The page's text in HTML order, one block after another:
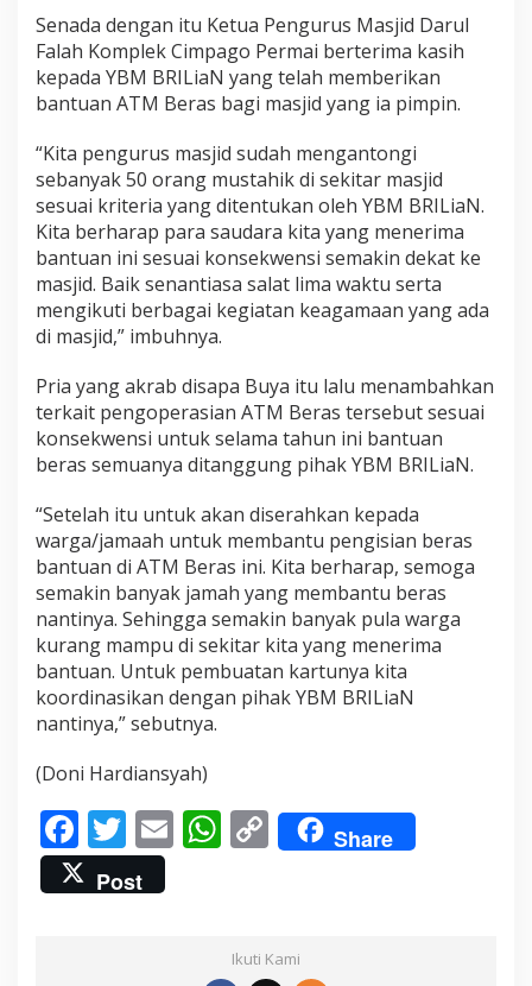
Senada dengan itu Ketua Pengurus Masjid Darul
Falah Komplek Cimpago Permai berterima kasih
kepada YBM BRILiaN yang telah memberikan
bantuan ATM Beras bagi masjid yang ia pimpin.
“Kita pengurus masjid sudah mengantongi
sebanyak 50 orang mustahik di sekitar masjid
sesuai kriteria yang ditentukan oleh YBM BRILiaN.
Kita berharap para saudara kita yang menerima
bantuan ini sesuai konsekwensi semakin dekat ke
masjid. Baik senantiasa salat lima waktu serta
mengikuti berbagai kegiatan keagamaan yang ada
di masjid,” imbuhnya.
Pria yang akrab disapa Buya itu lalu menambahkan
terkait pengoperasian ATM Beras tersebut sesuai
konsekwensi untuk selama tahun ini bantuan
beras semuanya ditanggung pihak YBM BRILiaN.
“Setelah itu untuk akan diserahkan kepada
warga/jamaah untuk membantu pengisian beras
bantuan di ATM Beras ini. Kita berharap, semoga
semakin banyak jamah yang membantu beras
nantinya. Sehingga semakin banyak pula warga
kurang mampu di sekitar kita yang menerima
bantuan. Untuk pembuatan kartunya kita
koordinasikan dengan pihak YBM BRILiaN
nantinya,” sebutnya.
(Doni Hardiansyah)
F
ac
e
T
w
itt
E W
s
C
o
y
Share
Post
Ikuti Kami